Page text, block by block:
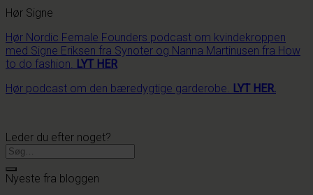
Hør Signe
Hør Nordic Female Founders podcast om kvindekroppen
med Signe Eriksen fra Synoter og Nanna Martinusen fra How
to do fashion. LYT HER
Hør podcast om den bæredygtige garderobe. LYT HER.
Leder du efter noget?
Nyeste fra bloggen